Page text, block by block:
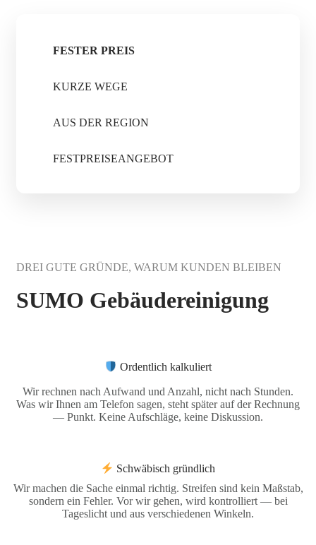
FESTER PREIS
KURZE WEGE
AUS DER REGION
FESTPREISEANGEBOT
DREI GUTE GRÜNDE, WARUM KUNDEN BLEIBEN
SUMO Gebäudereinigung
Ordentlich kalkuliert
Wir rechnen nach Aufwand und Anzahl, nicht nach Stunden.
Was wir Ihnen am Telefon sagen, steht später auf der Rechnung
— Punkt. Keine Aufschläge, keine Diskussion.
Schwäbisch gründlich
Wir machen die Sache einmal richtig. Streifen sind kein Maßstab,
sondern ein Fehler. Vor wir gehen, wird kontrolliert — bei
Tageslicht und aus verschiedenen Winkeln.